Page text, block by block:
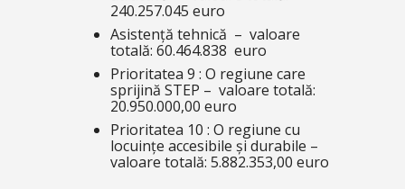
240.257.045 euro
Asistență tehnică – valoare
totală: 60.464.838 euro
Prioritatea 9 : O regiune care
sprijină STEP – valoare totală:
20.950.000,00 euro
Prioritatea 10 : O regiune cu
locuințe accesibile și durabile –
valoare totală: 5.882.353,00 euro